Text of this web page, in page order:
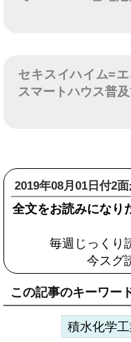
セキスイハイム=
スマートハウス普
2019年08月01日付2
全文をお読みになり
毎週じっくり
今スグ
この記事のキーワー
積水化学